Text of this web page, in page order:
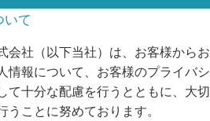
いて
会社（以下当社）は、お客様からお
情報について、お客様のプライバシ
て十分な配慮を行うとともに、大切
うことに努めております。